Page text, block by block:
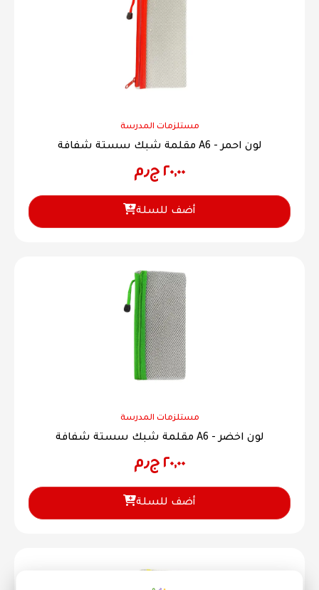
مستلزمات المدرسة
مقلمة شبك سستة شفافة A6 - لون احمر
٢٠,٠٠ ج٫م
أضف للسلة
مستلزمات المدرسة
مقلمة شبك سستة شفافة A6 - لون اخضر
٢٠,٠٠ ج٫م
أضف للسلة